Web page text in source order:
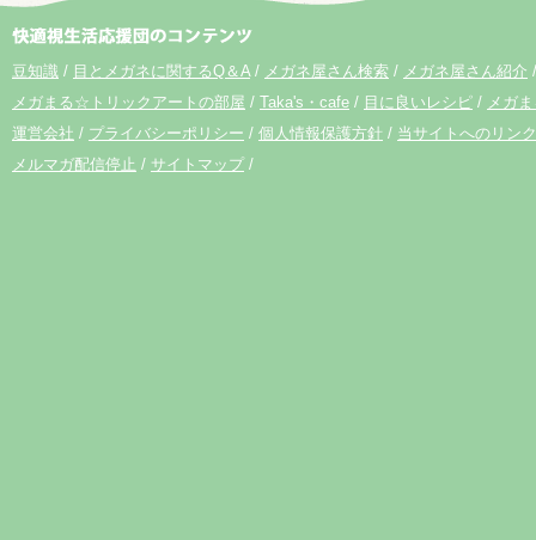
豆知識 目とメガネに関するQ＆A メガネ屋さん検索
メガネ屋さん紹介
メガまる☆トリックアートの部屋
Taka's・cafe 目に良いレシピ
メガ
運営会社
プライバシーポリシー 個人情報保護方針
当サイトへのリン
メルマガ配信停止
サイトマップ